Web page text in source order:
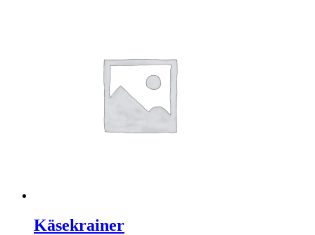
Käsekrainer